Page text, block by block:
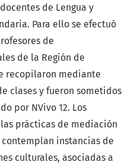
de Lengua y
Para ello se efectuó
de
de la Región de
recopilaron mediante
clases y fueron sometidos
por NVivo 12. Los
prácticas de mediación
instancias de
culturales, asociadas a